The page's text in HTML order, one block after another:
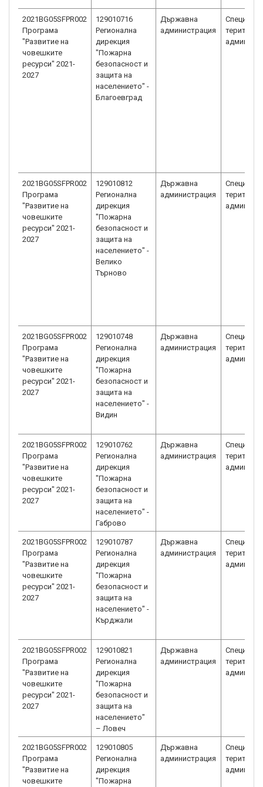
2021BG05SFPR002
Програма
"Развитие на
човешките
ресурси" 2021-
2027
129010716
Регионална
дирекция
"Пожарна
безопасност и
защита на
населението" -
Благоевград
Държавна
администрация
2021BG05SFPR002
Програма
"Развитие на
човешките
ресурси" 2021-
2027
129010812
Регионална
дирекция
"Пожарна
безопасност и
защита на
населението" -
Велико
Търново
Държавна
администрация
2021BG05SFPR002
Програма
"Развитие на
човешките
ресурси" 2021-
2027
129010748
Регионална
дирекция
"Пожарна
безопасност и
защита на
населението" -
Видин
Държавна
администрация
2021BG05SFPR002
Програма
"Развитие на
човешките
ресурси" 2021-
2027
129010762
Регионална
дирекция
"Пожарна
безопасност и
защита на
населението" -
Габрово
Държавна
администрация
2021BG05SFPR002
Програма
"Развитие на
човешките
ресурси" 2021-
2027
129010787
Регионална
дирекция
"Пожарна
безопасност и
защита на
населението" -
Кърджали
Държавна
администрация
2021BG05SFPR002
Програма
"Развитие на
човешките
ресурси" 2021-
2027
129010821
Регионална
дирекция
"Пожарна
безопасност и
защита на
населението"
– Ловеч
Държавна
администрация
2021BG05SFPR002
Програма
"Развитие на
човешките
129010805
Регионална
дирекция
"Пожарна
Държавна
администрация